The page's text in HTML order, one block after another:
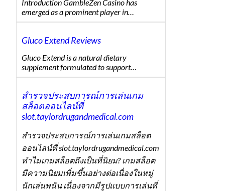
Introduction GambleZen Casino has
emerged as a prominent player in…
Gluco Extend Reviews
Gluco Extend is a natural dietary
supplement formulated to support…
สำรวจประสบการณ์การเล่นเกม
สล็อตออนไลน์ที่
slot.taylordrugandmedical.com
สำรวจประสบการณ์การเล่นเกมสล็อต
ออนไลน์ที่ slot.taylordrugandmedical.com
ทำไมเกมสล็อตถึงเป็นที่นิยม? เกมสล็อต
มีความนิยมเพิ่มขึ้นอย่างต่อเนื่องในหมู่
นักเล่นพนัน เนื่องจากมีรูปแบบการเล่นที่